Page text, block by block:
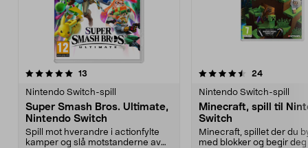
13
Nintendo Switch-spill
Super Smash Bros. Ultimate,
Nintendo Switch
Spill mot hverandre i actionfylte
kamper og slå motstanderne av
4.5 av 5 stjerner 24
Nintendo Switch-spill
Minecraft, spill til
Switch
Minecraft, spillet der du
med blokker og begir deg
5.0 av 5 stjerner